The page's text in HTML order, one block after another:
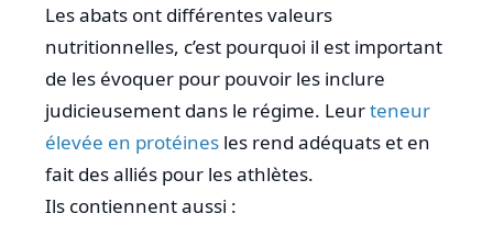
Les abats ont différentes valeurs
nutritionnelles, c’est pourquoi il est important
de les évoquer pour pouvoir les inclure
judicieusement dans le régime. Leurteneur
élevée en protéines les rend adéquats et en
fait des alliés pour les athlètes.
Ils contiennent aussi :